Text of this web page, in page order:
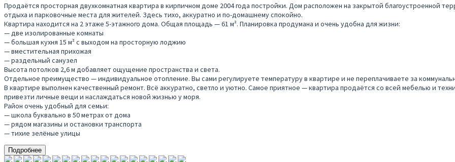
Продаётся просторная двухкомнатная квартира в кирпичном доме 2004 года постройки. Дом расположен на закрытой благоустроенной
отдыха и парковочные места для жителей. Здесь тихо, аккуратно и по-домашнему спокойно.
Квартира находится на 2 этаже 5-этажного дома. Общая площадь — 61 м². Планировка продумана и очень удобна для жизни:
— две изолированные комнаты
— большая кухня 15 м² с выходом на просторную лоджию
— вместительная прихожая
— раздельный санузел
Высота потолков 2,6 м добавляет ощущение пространства и света.
Отдельное преимущество — индивидуальное отопление. Вы сами регулируете температуру в квартире и не переплачиваете за
В квартире выполнен качественный ремонт. Всё аккуратно, светло и уютно. Самое приятное — квартира продаётся со всей мебелью и
привезти личные вещи и наслаждаться новой жизнью у моря.
Район очень удобный для семьи:
— школа буквально в 50 метрах от дома
— рядом магазины и остановки транспорта
— тихие зелёные улицы
Подробнее